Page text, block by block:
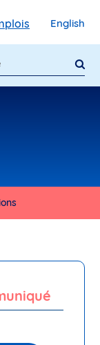
English